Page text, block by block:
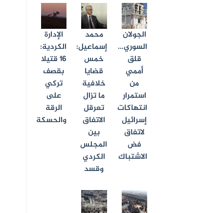
الجولان
السوري…
قلق
أممي
من
استمرار
انتهاكات
إسرائيل
لاتفاق
فض
الاشتباك
محمد
إسماعيل:
خمس
قضايا
خلافية
ما تزال
تعرقل
الاتفاق
بين
المجلس
الكردي
وقسد
الإدارة
الكردية:
16 قتيلا
بقصف
تركي
على
الرقة
والحسكة